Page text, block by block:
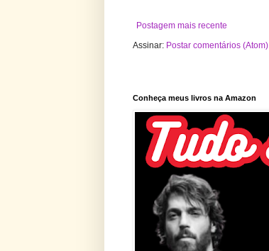
Postagem mais recente
Assinar: Postar comentários (Atom)
Conheça meus livros na Amazon